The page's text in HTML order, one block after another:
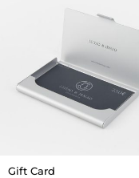
Gift Card